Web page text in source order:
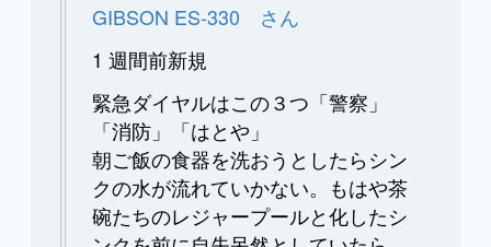
GIBSON ES-330 さん
1 週間前新規
緊急ダイヤルはこの３つ「警察」
「消防」「はとや」
朝ご飯の食器を洗おうとしたらシン
クの水が流れていかない。もはや茶
碗たちのレジャープールと化したシ